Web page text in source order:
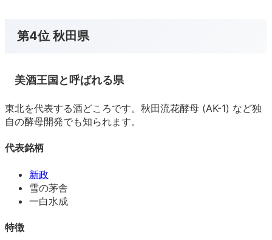
第4位 秋田県
美酒王国と呼ばれる県
東北を代表する酒どころです。秋田流花酵母 (AK-1) など独
自の酵母開発でも知られます。
代表銘柄
新政
雪の茅舎
一白水成
特徴